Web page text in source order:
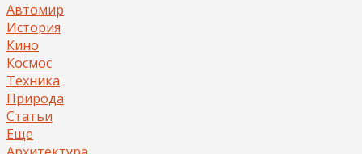
Автомир
История
Кино
Космос
Техника
Природа
Статьи
Еще